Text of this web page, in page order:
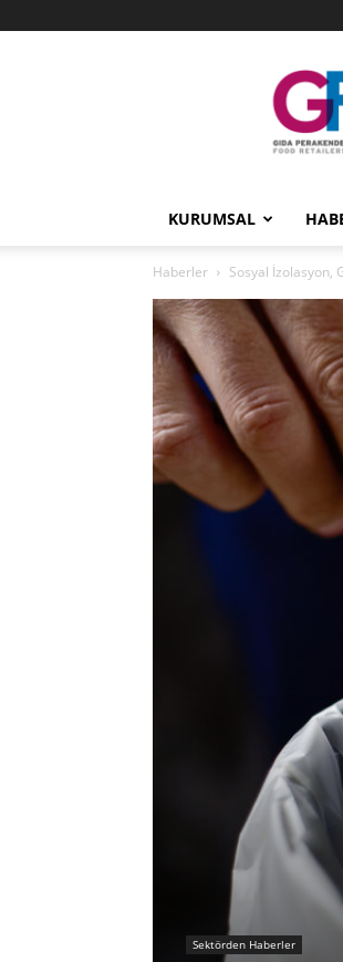
KURUMSAL
Haberler Sosyal İzolasyon,
Sektörden Haberler